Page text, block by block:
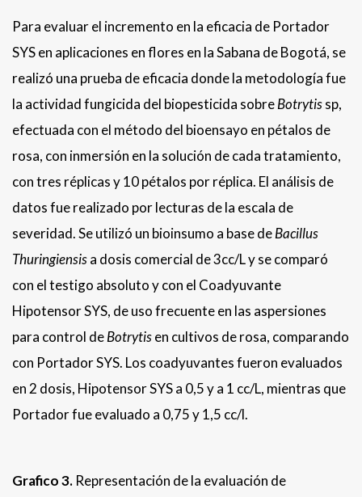
Para evaluar el incremento en la eficacia de Portador
SYS en aplicaciones en flores en la Sabana de Bogotá, se
realizó una prueba de eficacia donde la metodología fue
la actividad fungicida del biopesticida sobreBotrytissp,
efectuada con el método del bioensayo en pétalos de
rosa, con inmersión en la solución de cada tratamiento,
con tres réplicas y 10 pétalos por réplica. El análisis de
datos fue realizado por lecturas de la escala de
severidad. Se utilizó un bioinsumo a base deBacillus
Thuringiensisa dosis comercial de 3cc/L y se comparó
con el testigo absoluto y con el Coadyuvante
Hipotensor SYS, de uso frecuente en las aspersiones
para control deBotrytisen cultivos de rosa, comparando
con Portador SYS. Los coadyuvantes fueron evaluados
en 2 dosis, Hipotensor SYS a 0,5 y a 1 cc/L, mientras que
Portador fue evaluado a 0,75 y 1,5 cc/l.
Grafico 3. Representación de la evaluación de